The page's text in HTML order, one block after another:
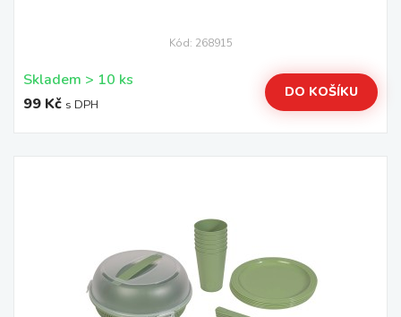
Kód: 268915
Skladem > 10 ks
99 Kč s DPH
DO KOŠÍKU